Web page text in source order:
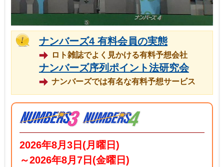
ナンバーズ4 有料会員の実態
ロト雑誌でよく見かける有料予想会社
ナンバーズ序列ポイント法研究会
ナンバーズでは有名な有料予想サービス
2026年8月3日(月曜日)
～2026年8月7日(金曜日)